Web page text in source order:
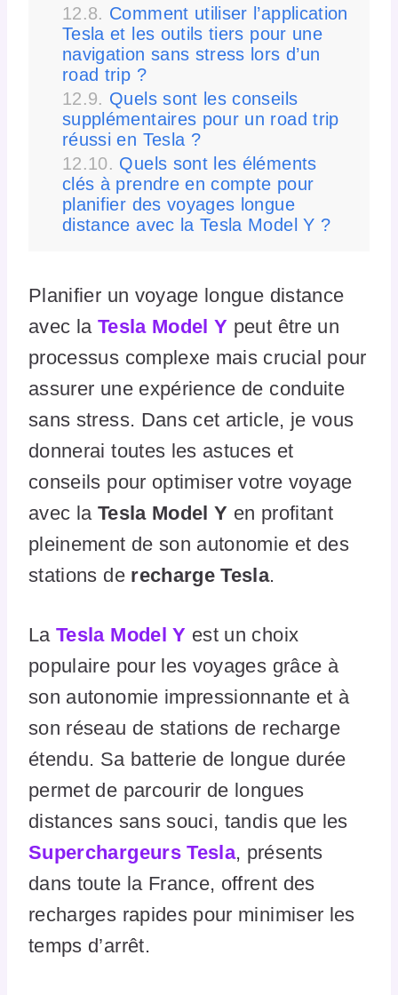
Comment utiliser l’application
Tesla et les outils tiers pour une
navigation sans stress lors d’un
road trip ?
Quels sont les conseils
supplémentaires pour un road trip
réussi en Tesla ?
Quels sont les éléments
clés à prendre en compte pour
planifier des voyages longue
distance avec la Tesla Model Y ?
Planifier un voyage longue distance
avec la Tesla Model Y peut être un
processus complexe mais crucial pour
assurer une expérience de conduite
sans stress. Dans cet article, je vous
donnerai toutes les astuces et
conseils pour optimiser votre voyage
avec la Tesla Model Y en profitant
pleinement de son autonomie et des
stations de recharge Tesla.
LaTesla Model Y est un choix
populaire pour les voyages grâce à
son autonomie impressionnante et à
son réseau de stations de recharge
étendu. Sa batterie de longue durée
permet de parcourir de longues
distances sans souci, tandis que les
Superchargeurs Tesla, présents
dans toute la France, offrent des
recharges rapides pour minimiser les
temps d’arrêt.